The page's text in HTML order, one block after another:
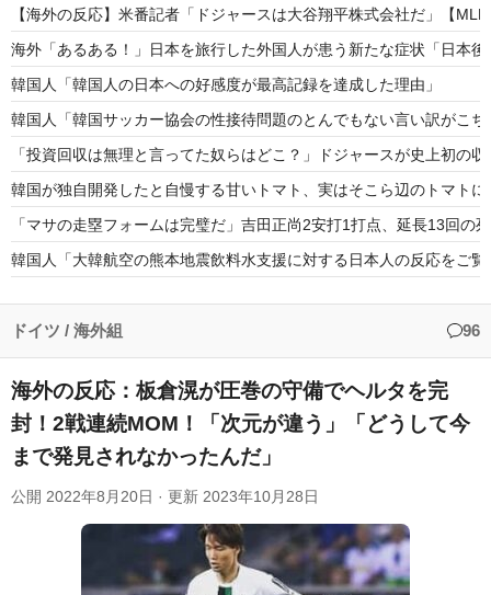
【海外の反応】米番記者「ドジャースは大谷翔平株式会社だ」【MLB
海外「あるある！」日本を旅行した外国人が患う新たな症状「日本
韓国人「韓国人の日本への好感度が最高記録を達成した理由」
韓国人「韓国サッカー協会の性接待問題のとんでもない言い訳が
「投資回収は無理と言ってた奴らはどこ？」ドジャースが史上初の
韓国が独自開発したと自慢する甘いトマト、実はそこら辺のトマト
「マサの走塁フォームは完璧だ」吉田正尚2安打1打点、延長13回
韓国人「大韓航空の熊本地震飲料水支援に対する日本人の反応をご
日本人「敷地内に勝手に停めた車がバチバチにブロックされててウ
Powered by livedoor 相互RSS
ドイツ / 海外組 96
海外の反応：板倉滉が圧巻の守備でヘルタを完
封！2戦連続MOM！「次元が違う」「どうして今
まで発見されなかったんだ」
公開 2022年8月20日 · 更新 2023年10月28日